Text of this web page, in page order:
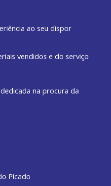
ao seu dispor
vendidos e do serviço
na procura da
Picado